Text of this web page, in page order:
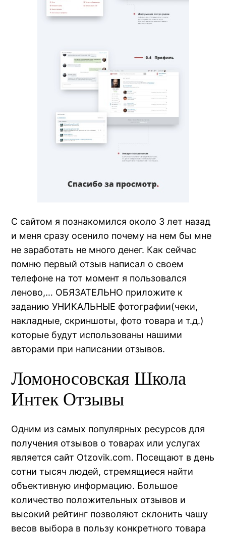
С сайтом я познакомился около 3 лет назад
и меня сразу осенило почему на нем бы мне
не заработать не много денег. Как сейчас
помню первый отзыв написал о своем
телефоне на тот момент я пользовался
леново,… ОБЯЗАТЕЛЬНО приложите к
заданию УНИКАЛЬНЫЕ фотографии(чеки,
накладные, скриншоты, фото товара и т.д.)
которые будут использованы нашими
авторами при написании отзывов.
Ломоносовская Школа
Интек Отзывы
Одним из самых популярных ресурсов для
получения отзывов о товарах или услугах
является сайт Otzovik.com. Посещают в день
сотни тысяч людей, стремящиеся найти
объективную информацию. Большое
количество положительных отзывов и
высокий рейтинг позволяют склонить чашу
весов выбора в пользу конкретного товара